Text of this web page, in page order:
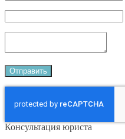
Консультация юриста